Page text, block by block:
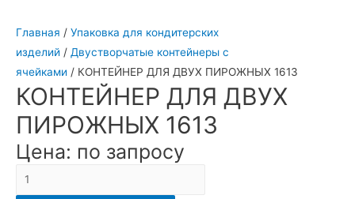
Главная / Упаковка для кондитерских
изделий / Двустворчатые контейнеры с
ячейками / КОНТЕЙНЕР ДЛЯ ДВУХ ПИРОЖНЫХ 1613
КОНТЕЙНЕР ДЛЯ ДВУХ
ПИРОЖНЫХ 1613
Цена: по запросу
Количество
КОНТЕЙНЕР